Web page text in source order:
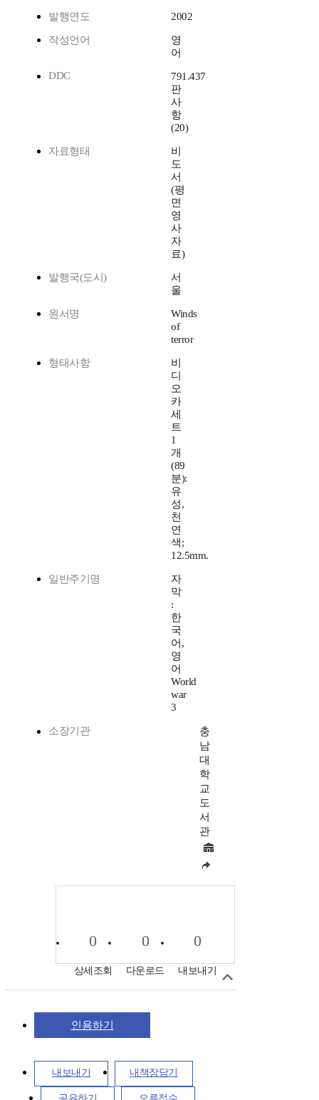
발행연도 2002
작성언어
영
어
DDC
791.437
판
사
항
(20)
자료형태
비
도
서
(평
면
영
사
자
료)
발행국(도시)
서
울
원서명
Winds
of
terror
형태사항
비
디
오
카
세
트
1
개
(89
분):
유
성,
천
연
색;
12.5mm.
일반주기명
자
막
:
한
국
어,
영
어
World
war
3
소장기관
충
남
대
학
교
도
서
관
0
상세조회
0
다운로드
0
내보내기
인용하기
내보내기 내책장담기